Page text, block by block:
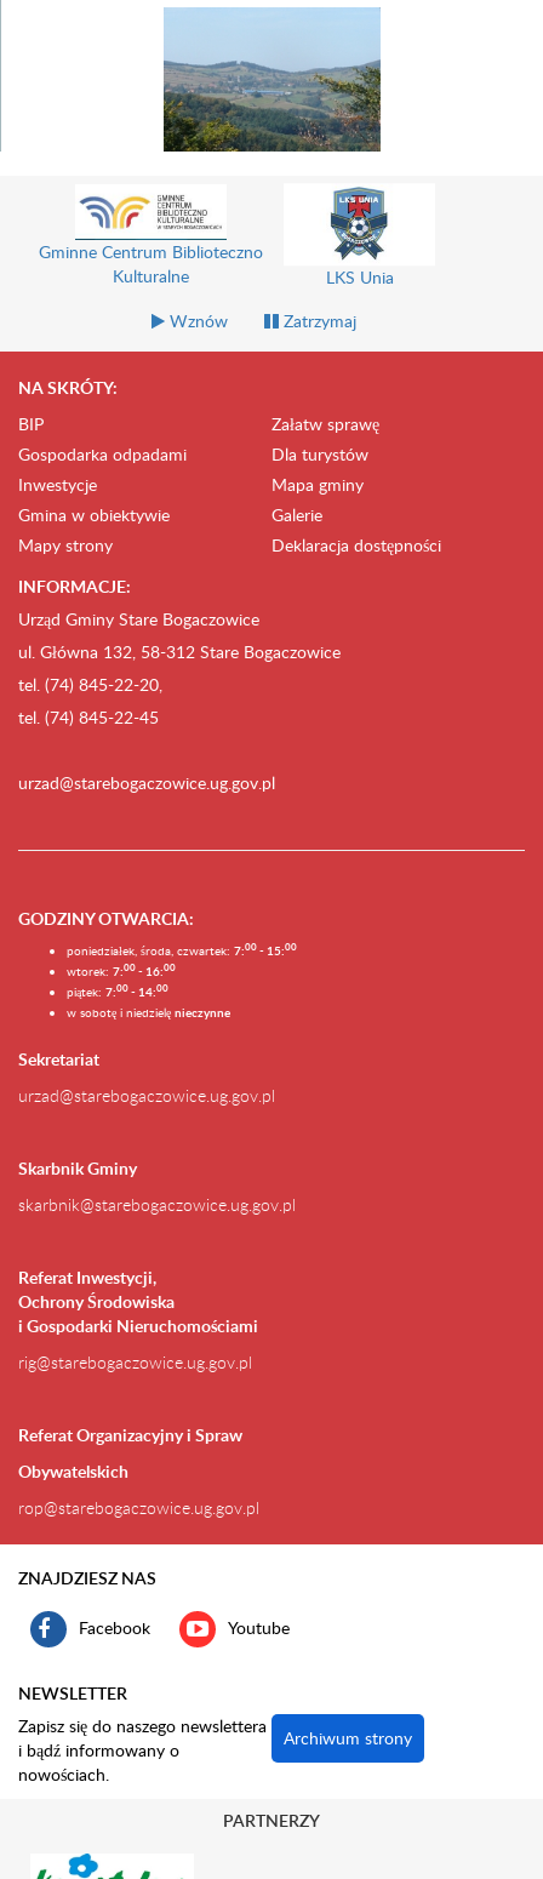
Gminne Centrum Biblioteczno
Kulturalne
LKS Unia
Wznów
Zatrzymaj
NA SKRÓTY:
BIP
Załatw sprawę
Gospodarka odpadami
Dla turystów
Inwestycje
Mapa gminy
Gmina w obiektywie
Galerie
Mapy strony
Deklaracja dostępności
INFORMACJE:
Urząd Gminy Stare Bogaczowice
ul. Główna 132, 58-312 Stare Bogaczowice
tel. (74) 845-22-20,
tel. (74) 845-22-45
urzad@starebogaczowice.ug.gov.pl
GODZINY OTWARCIA:
poniedziałek, środa, czwartek: 7:00 - 15:00
wtorek: 7:00 - 16:00
piątek: 7:00 - 14:00
w sobotę i niedzielę nieczynne
Sekretariat
urzad@starebogaczowice.ug.gov.pl
Skarbnik Gminy
skarbnik@starebogaczowice.ug.gov.pl
Referat Inwestycji,
Ochrony Środowiska
i Gospodarki Nieruchomościami
rig@starebogaczowice.ug.gov.pl
Referat Organizacyjny i Spraw
Obywatelskich
rop@starebogaczowice.ug.gov.pl
ZNAJDZIESZ NAS
Facebook Youtube
NEWSLETTER
Zapisz się do naszego newslettera
i bądź informowany o
nowościach.
Archiwum strony
PARTNERZY